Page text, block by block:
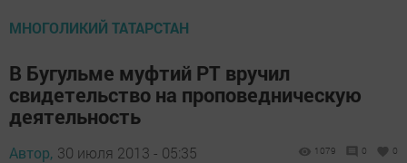
МНОГОЛИКИЙ ТАТАРСТАН
В Бугульме муфтий РТ вручил
свидетельство на проповедническую
деятельность
Автор, 30 июля 2013 - 05:35 1079 0 0